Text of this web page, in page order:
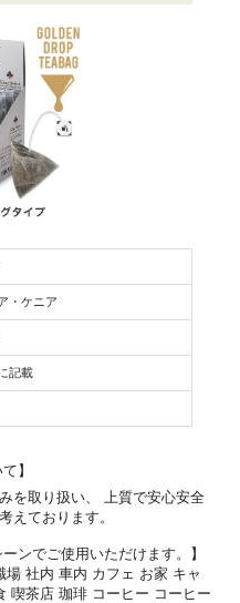
・ケニア
記載
】
を取り扱い、 上質で安心安全
えております。
ンでご使用いただけます。】
社内 車内 カフェ お家 キャ
喫茶店 珈琲 コーヒー コーヒー